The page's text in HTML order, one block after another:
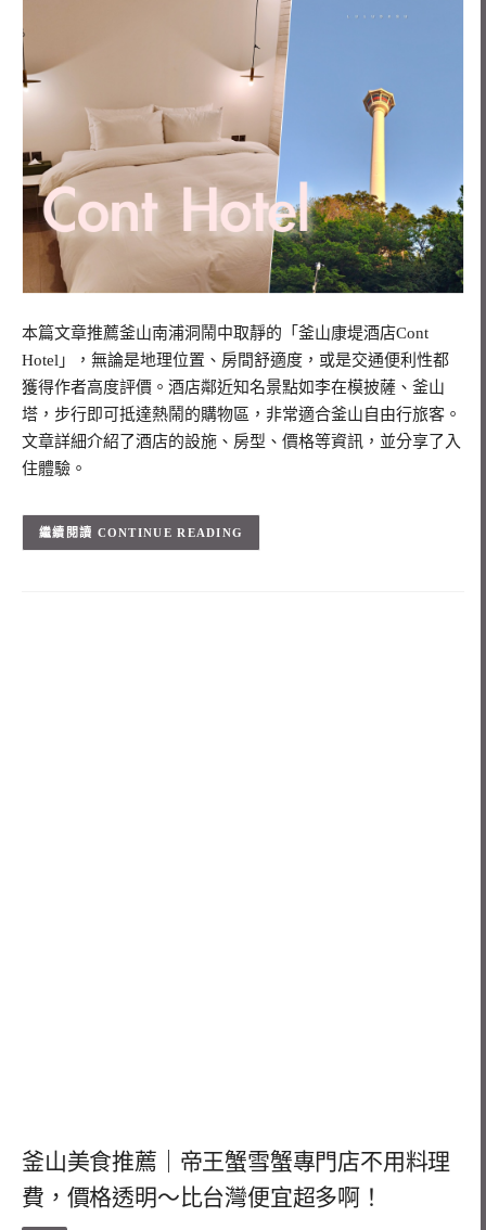
本篇文章推薦釜山南浦洞鬧中取靜的「釜山康堤酒店Cont
Hotel」，無論是地理位置、房間舒適度，或是交通便利性都
獲得作者高度評價。酒店鄰近知名景點如李在模披薩、釜山
塔，步行即可抵達熱鬧的購物區，非常適合釜山自由行旅客。
文章詳細介紹了酒店的設施、房型、價格等資訊，並分享了入
住體驗。
CONTINUE READING
釜山美食推薦｜帝王蟹雪蟹專門店不用料理
費，價格透明～比台灣便宜超多啊！